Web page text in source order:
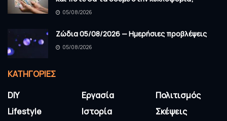
05/08/2026
Ζώδια 05/08/2026 — Ημερήσιες προβλέψεις
05/08/2026
KΑΤΗΓΟΡΊΕΣ
DIY
Lifestyle
Εργασία
Ιστορία
Πολιτισμός
Σκέψεις